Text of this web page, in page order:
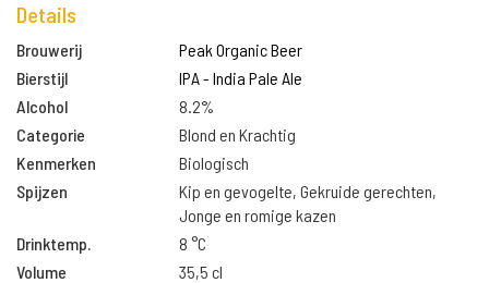
Details
Brouwerij
Peak Organic Beer
Bierstijl
IPA - India Pale Ale
Alcohol
8.2%
Categorie
Blond en Krachtig
Kenmerken
Biologisch
Spijzen
Kip en gevogelte, Gekruide gerechten,
Jonge en romige kazen
Drinktemp.
8 °C
Volume
35,5 cl